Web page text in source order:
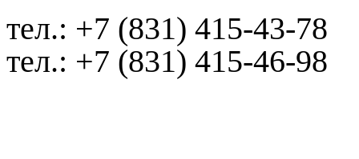
тел.: +7 (831) 415-43-78
тел.: +7 (831) 415-46-98